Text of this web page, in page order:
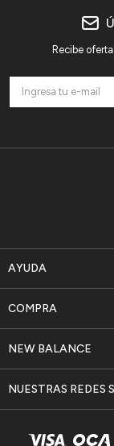
AYUDA
NEW BALANCE
COMPRA
NUESTRAS REDES
Recibe